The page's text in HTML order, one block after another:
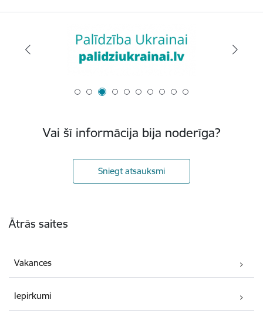
Vai šī informācija bija noderīga?
Sniegt atsauksmi
Ātrās saites
Vakances
Iepirkumi